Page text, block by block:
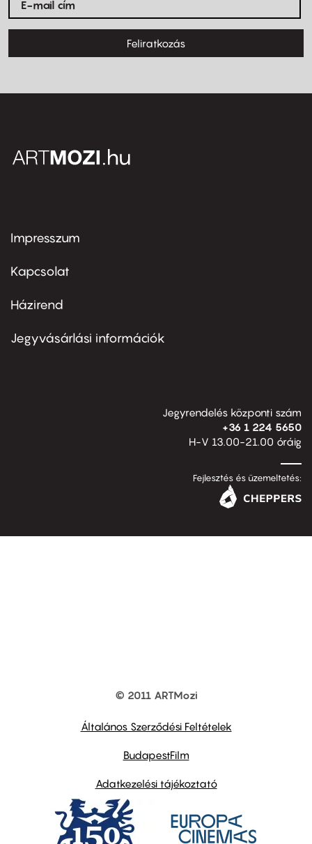
Feliratkozás
Footer
first
Impresszum
Kapcsolat
Footer
second
Házirend
Jegyvásárlási információk
Jegyrendelés központi szám
+36 1 224 5650
H-V 13.00-21.00 óráig
Fejlesztés és üzemeltetés:
© 2011 ARTMozi
Általános Szerződési Feltételek
BudapestFilm
Adatkezelési tájékoztató